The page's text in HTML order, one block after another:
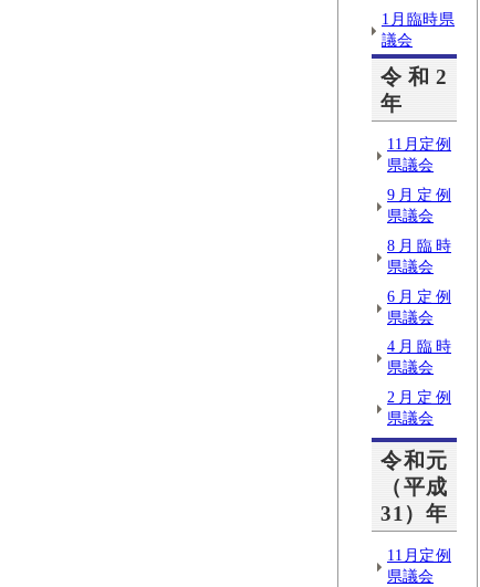
1月臨時県
議会
令和2
年
11月定例
県議会
9月定例
県議会
8月臨時
県議会
6月定例
県議会
4月臨時
県議会
2月定例
県議会
令和元
（平成
31）年
11月定例
県議会